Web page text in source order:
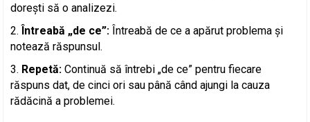
dorești să o analizezi.
Întreabă „de ce”: Întreabă de ce a apărut problema și
notează răspunsul.
Repetă: Continuă să întrebi „de ce” pentru fiecare
răspuns dat, de cinci ori sau până când ajungi la cauza
rădăcină a problemei.